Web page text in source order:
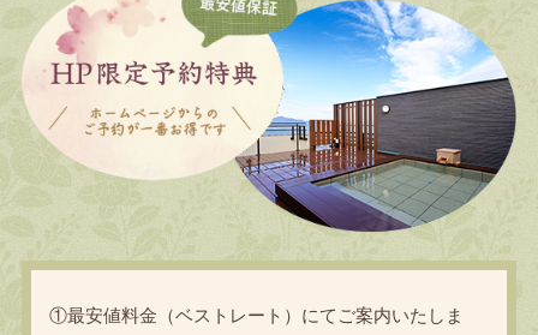
①最安値料金（ベストレート）にてご案内いたしま